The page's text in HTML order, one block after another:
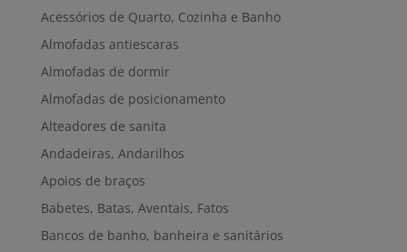
Acessórios de Quarto, Cozinha e Banho
Almofadas antiescaras
Almofadas de dormir
Almofadas de posicionamento
Alteadores de sanita
Andadeiras, Andarilhos
Apoios de braços
Babetes, Batas, Aventais, Fatos
Bancos de banho, banheira e sanitários